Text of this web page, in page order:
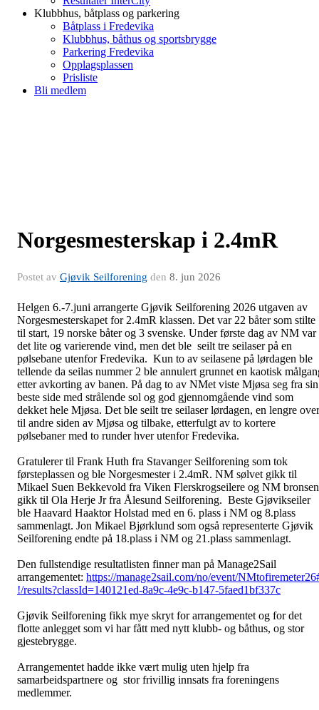
Klubbhus, båtplass og parkering
Båtplass i Fredevika
Klubbhus, båthus og sportsbrygge
Parkering Fredevika
Opplagsplassen
Prisliste
Bli medlem
Norgesmesterskap i 2.4mR
Postet av Gjøvik Seilforening den 8. jun 2026
Helgen 6.-7.juni arrangerte Gjøvik Seilforening 2026 utgaven av
Norgesmesterskapet for 2.4mR klassen. Det var 22 båter som stilte
til start, 19 norske båter og 3 svenske. Under første dag av NM var
det lite og varierende vind, men det ble seilt tre seilaser på en
pølsebane utenfor Fredevika. Kun to av seilasene på lørdagen ble
tellende da seilas nummer 2 ble annulert grunnet en kaotisk
etter avkorting av banen. På dag to av NMet viste Mjøsa seg fra sin
beste side med strålende sol og god gjennomgående vind som
dekket hele Mjøsa. Det ble seilt tre seilaser lørdagen, en lengre over
til andre siden av Mjøsa og tilbake, etterfulgt av to kortere
pølsebaner med to runder hver utenfor Fredevika.
Gratulerer til Frank Huth fra Stavanger Seilforening som tok
førsteplassen og ble Norgesmester i 2.4mR. NM sølvet gikk til
Mikael Suen Bekkevold fra Viken Flerskrogseilere og NM bronsen
gikk til Ola Herje Jr fra Ålesund Seilforening. Beste Gjøvikseiler
ble Haavard Haaktor Holstad med en 6. plass i NM og 8.plass
sammenlagt. Jon Mikael Bjørklund som også representerte Gjøvik
Seilforening endte på 18.plass i NM og 21.plass sammenlagt.
Den fullstendige resultatlisten finner man på Manage2Sail
arrangementet: https://manage2sail.com/no/event/
!/results?classId=140121ed-8a9c-4e9c-b147-5faed1bf337c
Gjøvik Seilforening fikk mye skryt for arrangementet og for det
flotte anlegget som vi har fått med nytt klubb- og båthus, og stor
gjestebrygge.
Arrangementet hadde ikke vært mulig uten hjelp fra
samarbeidspartnere og stor frivillig innsats fra foreningens
medlemmer.